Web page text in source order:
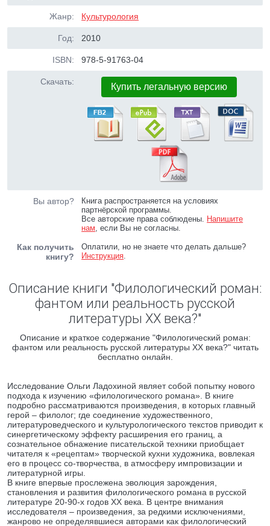
Жанр: Культурология
Год: 2010
ISBN: 978-5-91763-04
Скачать: Купить легальную версию
Вы автор?
Книга распространяется на условиях
партнёрской программы.
Все авторские права соблюдены. Напишите
нам, если Вы не согласны.
Как получить
книгу?
Оплатили, но не знаете что делать дальше?
Инструкция.
Описание книги "Филологический роман:
фантом или реальность русской
литературы XX века?"
Описание и краткое содержание "Филологический роман:
фантом или реальность русской литературы XX века?" читать
бесплатно онлайн.
Исследование Ольги Ладохиной являет собой попытку нового
подхода к изучению «филологического романа». В книге
подробно рассматриваются произведения, в которых главный
герой – филолог; где соединение художественного,
литературоведческого и культурологического текстов приводит к
синергетическому эффекту расширения его границ, а
сознательное обнажение писательской техники приобщает
читателя к «рецептам» творческой кухни художника, вовлекая
его в процесс со-творчества, в атмосферу импровизации и
литературной игры.
В книге впервые прослежена эволюция зарождения,
становления и развития филологического романа в русской
литературе 20-90-х годов XX века. В центре внимания
исследователя – произведения, за редкими исключениями,
жанрово не определявшиеся авторами как филологический